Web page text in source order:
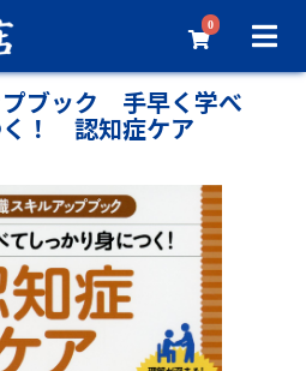
0
プブック 手早く学べ
く！ 認知症ケア